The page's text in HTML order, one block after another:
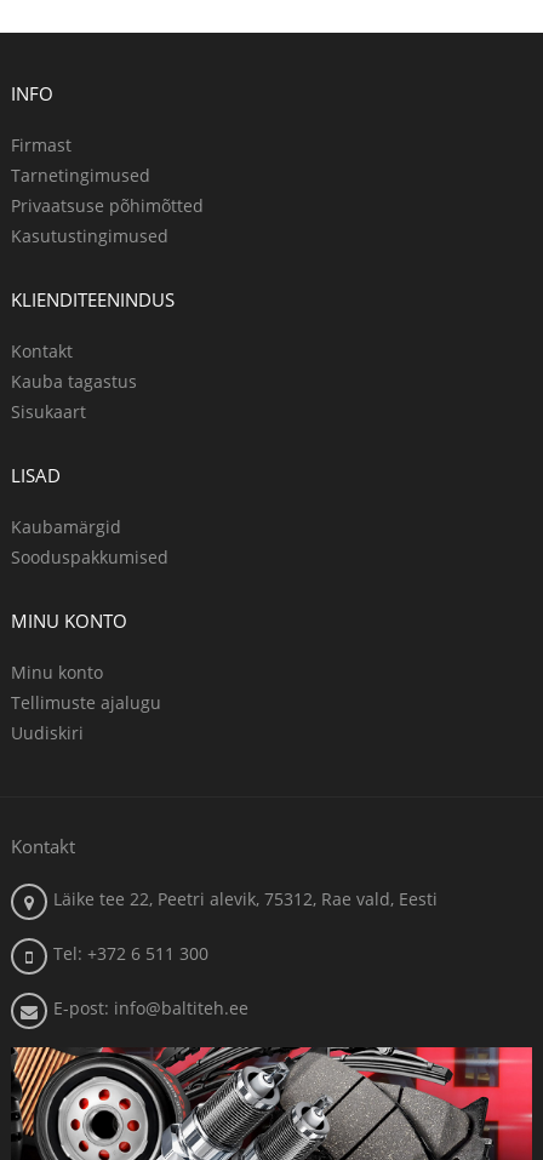
INFO
Firmast
Tarnetingimused
Privaatsuse põhimõtted
Kasutustingimused
KLIENDITEENINDUS
Kontakt
Kauba tagastus
Sisukaart
LISAD
Kaubamärgid
Sooduspakkumised
MINU KONTO
Minu konto
Tellimuste ajalugu
Uudiskiri
Kontakt
Läike tee 22, Peetri alevik, 75312, Rae vald, Eesti
Tel: +372 6 511 300
E-post: info@baltiteh.ee